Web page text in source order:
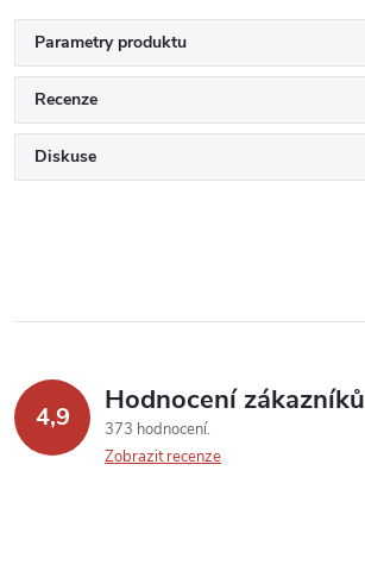
Parametry produktu
Recenze
Diskuse
4,9 Hodnocení zákazníků
373 hodnocení
Zobrazit recenze